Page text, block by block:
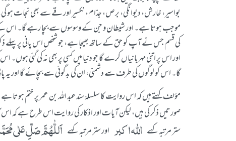
بواسیر، خارش، دیوانگی، برص، جذام، نکسیر اور قے سے بھی نجات ہو گی۔
موجب ہوتا ہے۔ اور شیطان و جن کے وسوسوں سے بچا رہے گا۔ اس کے
کی قسم جس نے آپ کو حق کے ساتھ بھیجا ہے، جو شخص اس پانی پر
اور اس پر اتنی مہربانیاں کرے گا جو دنیا میں کسی پر بھی نہ کی
گا۔ اس کو لوگوں کی طرف سے دشمنی، ان کی بدگوئی سے بچائے گا اور
مؤلف کہتے ہیں کہ اس روایت کا سلسلۂ سند عبد اللہ بن عمر پر ختم
صورتیں ذکر کی ہیں، لیکن آیات اور اذکار کی روایت اس طرح ہے کہ اس آب
ستر مرتبہ کہے اللہ اكبر اور ستر مرتبہ کہے اَللّٰھُمَّ صَلِّ عَلٰی